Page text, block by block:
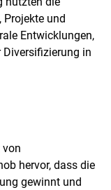
Projekte und
Entwicklungen,
Diversifizierung in
hervor, dass die
gewinnt und